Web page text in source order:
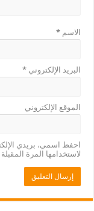
الاسم*
البريد الإلكتروني*
الموقع الإلكتروني
احفظ اسمي، بريدي
لاستخدامها المرة